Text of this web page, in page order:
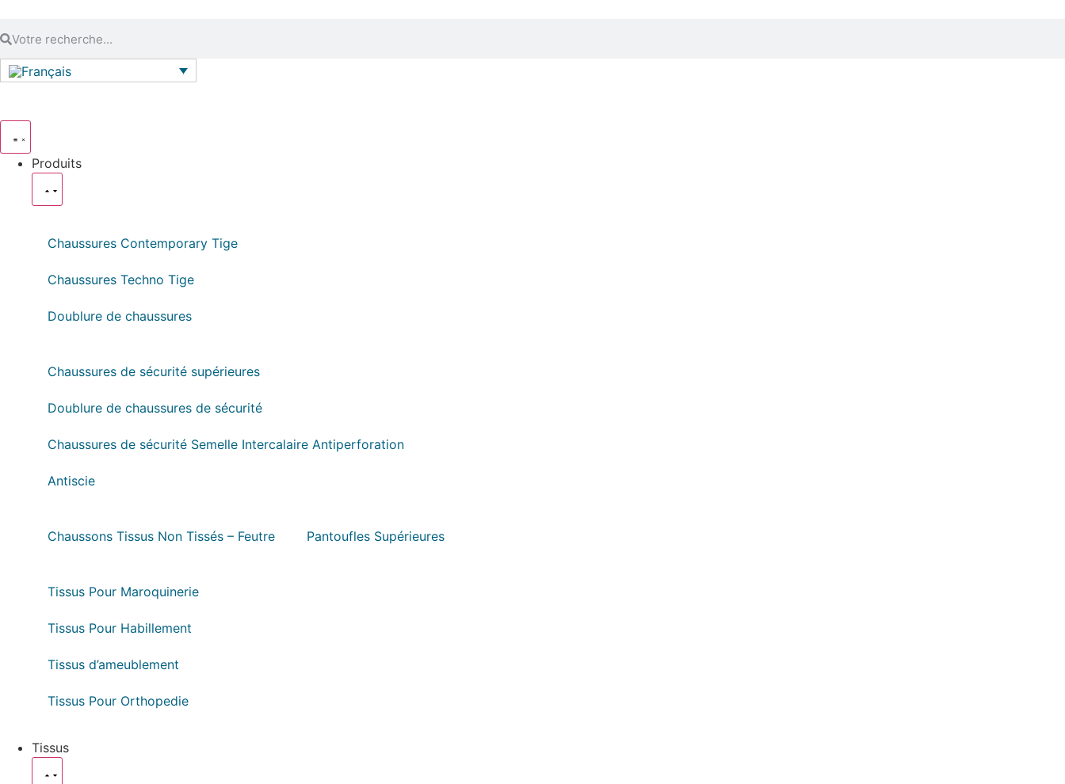
Produits
Chaussures Contemporary Tige
Chaussures Techno Tige
Doublure de chaussures
Chaussures de sécurité supérieures
Doublure de chaussures de sécurité
Chaussures de sécurité Semelle Intercalaire Antiperforation
Antiscie
Chaussons Tissus Non Tissés – Feutre Pantoufles Supérieures
Tissus Pour Maroquinerie
Tissus Pour Habillement
Tissus d’ameublement
Tissus Pour Orthopedie
Tissus